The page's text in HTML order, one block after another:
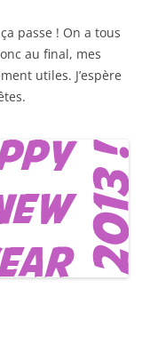
passe ! On a tous
au final, mes
utiles. J’espère